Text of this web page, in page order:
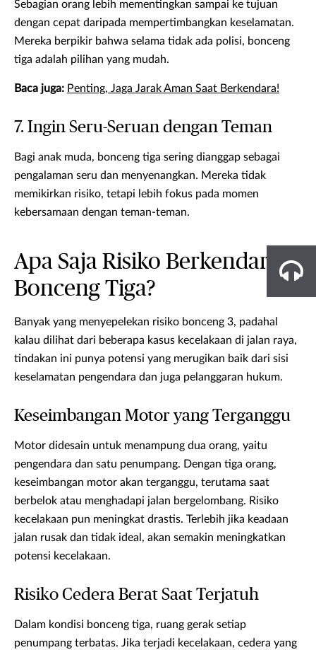
Sebagian orang lebih mementingkan sampai ke tujuan
dengan cepat daripada mempertimbangkan keselamatan.
Mereka berpikir bahwa selama tidak ada polisi, bonceng
tiga adalah pilihan yang mudah.
Baca juga: Penting, Jaga Jarak Aman Saat Berkendara!
7. Ingin Seru-Seruan dengan Teman
Bagi anak muda, bonceng tiga sering dianggap sebagai
pengalaman seru dan menyenangkan. Mereka tidak
memikirkan risiko, tetapi lebih fokus pada momen
kebersamaan dengan teman-teman.
Apa Saja Risiko Berkendara
Bonceng Tiga?
Banyak yang menyepelekan risiko bonceng 3, padahal
kalau dilihat dari beberapa kasus kecelakaan di jalan raya,
tindakan ini punya potensi yang merugikan baik dari sisi
keselamatan pengendara dan juga pelanggaran hukum.
Keseimbangan Motor yang Terganggu
Motor didesain untuk menampung dua orang, yaitu
pengendara dan satu penumpang. Dengan tiga orang,
keseimbangan motor akan terganggu, terutama saat
berbelok atau menghadapi jalan bergelombang. Risiko
kecelakaan pun meningkat drastis. Terlebih jika keadaan
jalan rusak dan tidak ideal, akan semakin meningkatkan
potensi kecelakaan.
Risiko Cedera Berat Saat Terjatuh
Dalam kondisi bonceng tiga, ruang gerak setiap
penumpang terbatas. Jika terjadi kecelakaan, cedera yang